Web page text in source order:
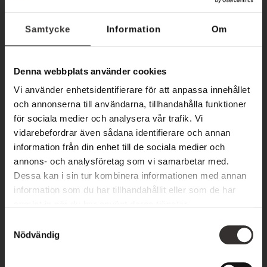
Samtycke Information Om
Denna webbplats använder cookies
Vi använder enhetsidentifierare för att anpassa innehållet
och annonserna till användarna, tillhandahålla funktioner
för sociala medier och analysera vår trafik. Vi
vidarebefordrar även sådana identifierare och annan
information från din enhet till de sociala medier och
annons- och analysföretag som vi samarbetar med.
Dessa kan i sin tur kombinera informationen med annan
information som du har tillhandahållit eller som de har
Nödvändig
Tjänster året om
Är du nästa stjärnskott till vårt restaurangteam? Just nu
rekryterar vi en heltidsanställd kock till vårt fantastiska
team.
🌟Kock– läs mer & skicka din ansökan
Spontanansökan
Vi är alltid intresserade av att komma i kontakt med nya
kollegor som brinner för service. Hos oss är det inte alltid
och ditt engagemang är det viktigaste!